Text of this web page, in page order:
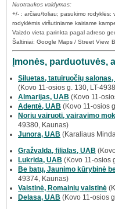
Nuotraukos valdymas:
+/- : arčiau/toliau; pasukimo rodyklės:
rodyklėmis viršutiniame kairiame
Vaizdo vieta parinkta pagal adreso
Šaltiniai: Google Maps / Street View,
Įmonės, parduotuvės,
Siluetas, tatuiruočių salonas,
(Kovo 11-osios g. 130, LT-
Almarijas, UAB (Kovo 11-
Adentė, UAB (Kovo 11-osios
Noriu vairuoti, vairavimo
49380, Kaunas)
Junora, UAB (Karaliaus
Gražvalda, filialas, UAB
Lukrida, UAB (Kovo 11-osios
Be batų, Jaunimo kūrybinė
49374, Kaunas)
Vaistinė, Romainių vaistinė
Delasa, UAB (Kovo 11-osios